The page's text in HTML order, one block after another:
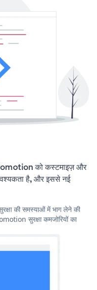
को कस्टमाइज़ और
है, और इससे नई
की समस्याओं में भाग लेने की
सुरक्षा कमजोरियों का